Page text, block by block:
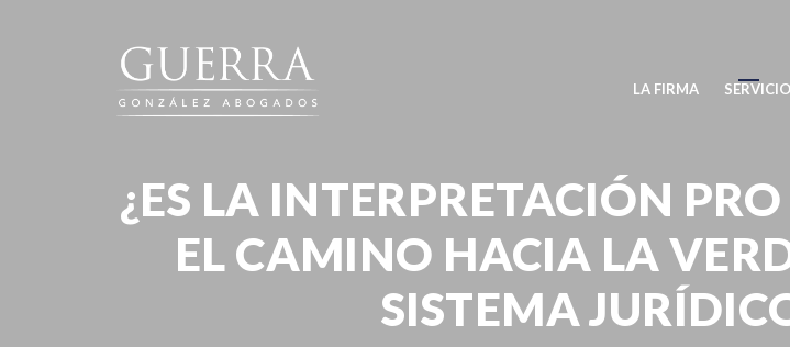
LA FIRMA
¿ES LA INTERPRETACIÓN
EL CAMINO HACIA LA
SISTEMA